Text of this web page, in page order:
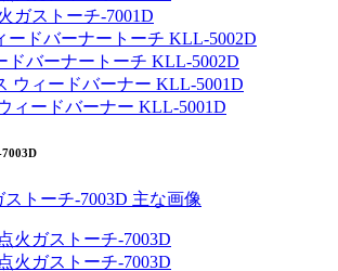
ガストーチ-7001D
ドバーナートーチ KLL-5002D
ィードバーナー KLL-5001D